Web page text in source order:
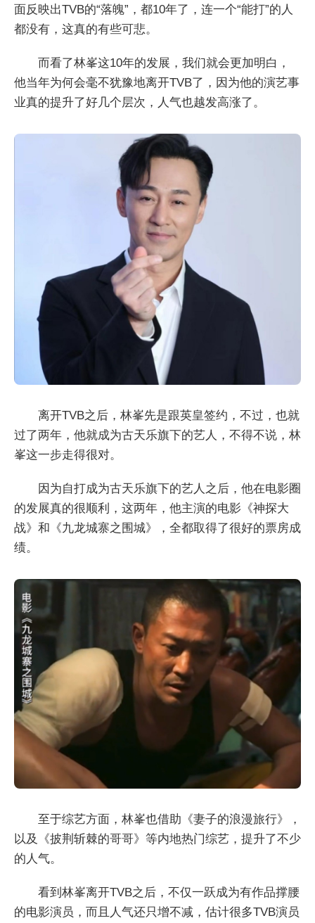
面反映出TVB的“落魄”，都10年了，连一个“能打”的人
都没有，这真的有些可悲。
而看了林峯这10年的发展，我们就会更加明白，
他当年为何会毫不犹豫地离开TVB了，因为他的演艺事
业真的提升了好几个层次，人气也越发高涨了。
离开TVB之后，林峯先是跟英皇签约，不过，也就
过了两年，他就成为古天乐旗下的艺人，不得不说，林
峯这一步走得很对。
因为自打成为古天乐旗下的艺人之后，他在电影圈
的发展真的很顺利，这两年，他主演的电影《神探大
战》和《九龙城寨之围城》，全都取得了很好的票房成
绩。
至于综艺方面，林峯也借助《妻子的浪漫旅行》，
以及《披荆斩棘的哥哥》等内地热门综艺，提升了不少
的人气。
看到林峯离开TVB之后，不仅一跃成为有作品撑腰
的电影演员，而且人气还只增不减，估计很多TVB演员